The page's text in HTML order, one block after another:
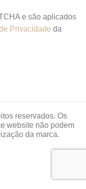
e são aplicados
Privacidade da
reservados. Os
website não podem
da marca.